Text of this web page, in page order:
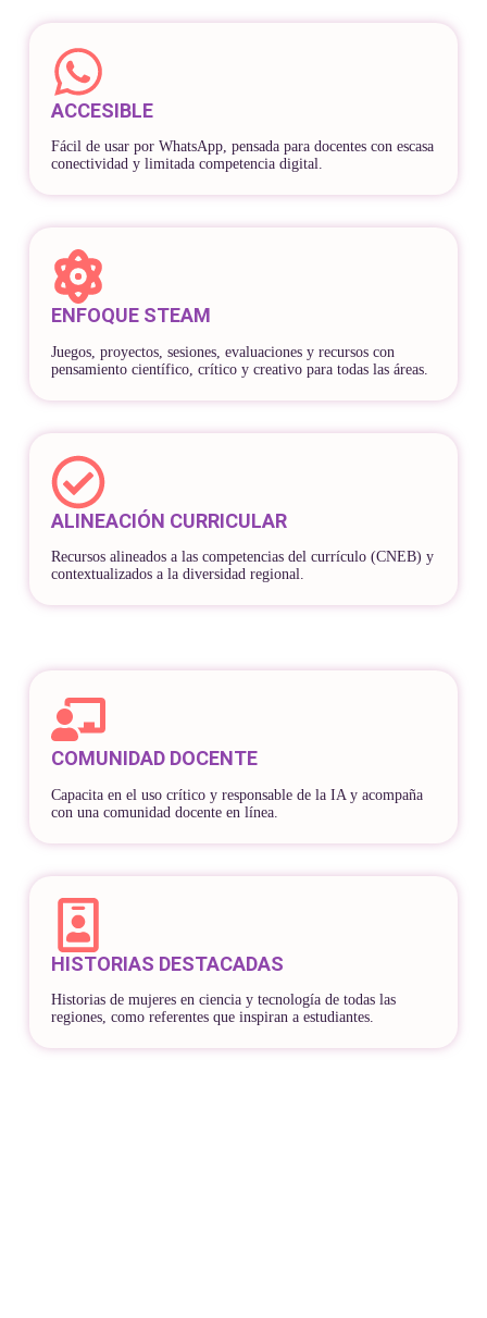
ACCESIBLE
Fácil de usar por WhatsApp, pensada para docentes con escasa
conectividad y limitada competencia digital.
ENFOQUE STEAM
Juegos, proyectos, sesiones, evaluaciones y recursos con
pensamiento científico, crítico y creativo para todas las áreas.
ALINEACIÓN CURRICULAR
Recursos alineados a las competencias del currículo (CNEB) y
contextualizados a la diversidad regional.
COMUNIDAD DOCENTE
Capacita en el uso crítico y responsable de la IA y acompaña
con una comunidad docente en línea.
HISTORIAS DESTACADAS
Historias de mujeres en ciencia y tecnología de todas las
regiones, como referentes que inspiran a estudiantes.